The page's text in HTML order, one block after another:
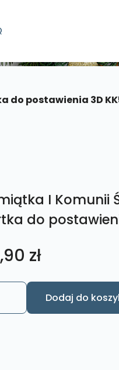
do postawienia 3D
I Komunii
do
zł
Dodaj do